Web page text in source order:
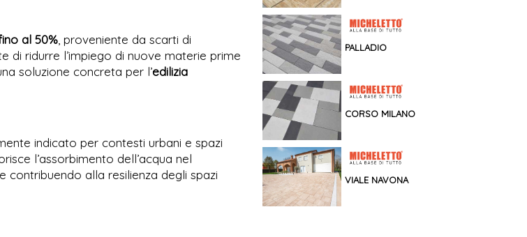
al 50% , proveniente da scarti di
di ridurre l’impiego di nuove materie prime
soluzione concreta per l’edilizia
indicato per contesti urbani e spazi
l’assorbimento dell’acqua nel
e contribuendo alla resilienza degli spazi
PALLADIO
CORSO MILANO
VIALE NAVONA